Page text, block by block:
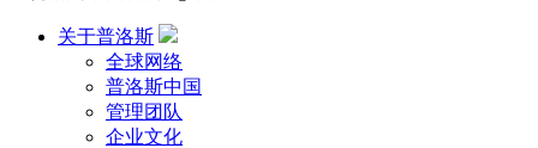
关于普洛斯
全球网络
普洛斯中国
管理团队
企业文化